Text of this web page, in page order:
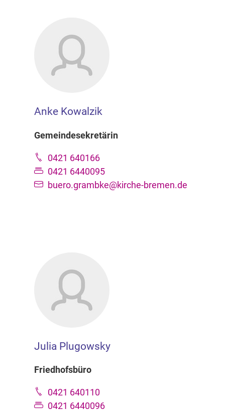
Anke Kowalzik
Gemeindesekretärin
0421 640166
0421 6440095
buero.grambke@kirche-bremen.de
Julia Plugowsky
Friedhofsbüro
0421 640110
0421 6440096